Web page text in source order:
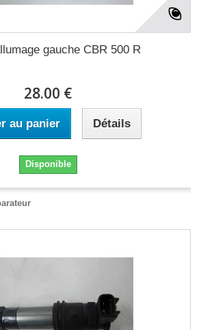
gauche CBR 500 R
28.00 €
au panier Détails
Disponible